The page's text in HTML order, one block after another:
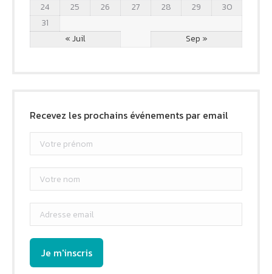
24
25 26 27 28 29
30
31
« Juil
Sep »
Recevez les prochains événements par email